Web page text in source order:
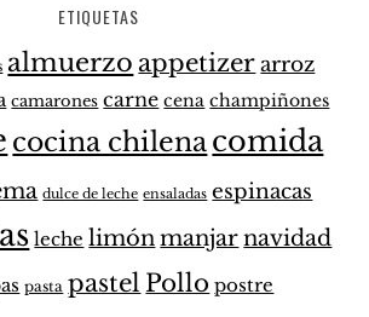
ETIQUETAS
almuerzo appetizer arroz
camarones carne cena champiñones
cocina chilenacomida
dulce de leche ensaladas espinacas
leche limónmanjarnavidad
pasta pastel Pollo postre